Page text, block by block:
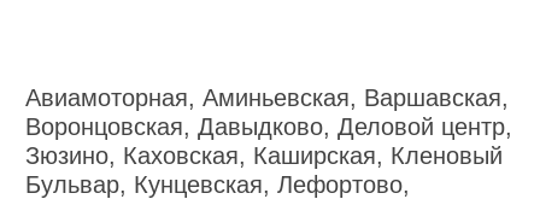
Авиамоторная, Аминьевская, Варшавская,
Воронцовская, Давыдково, Деловой центр,
Зюзино, Каховская, Каширская, Кленовый
Бульвар, Кунцевская, Лефортово,